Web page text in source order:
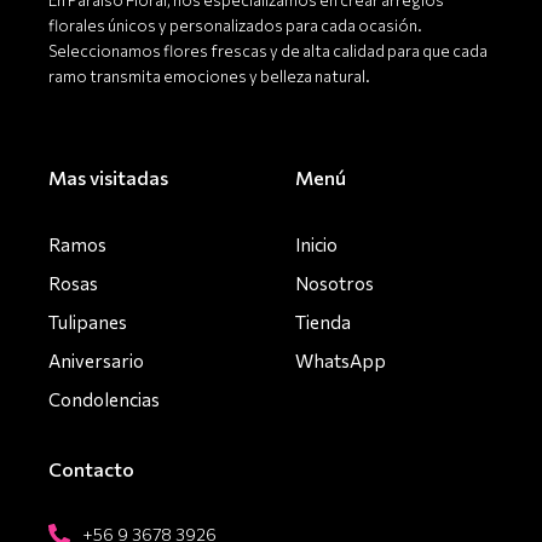
florales únicos y personalizados para cada ocasión.
Seleccionamos flores frescas y de alta calidad para que cada
ramo transmita emociones y belleza natural.
Mas visitadas
Ramos
Rosas
Tulipanes
Aniversario
Condolencias
Menú
Inicio
Nosotros
Tienda
WhatsApp
Contacto
+56 9 3678 3926